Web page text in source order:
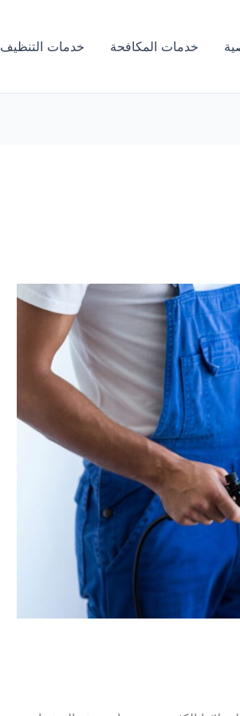
خدمات المكافحة خدمات التنظيف